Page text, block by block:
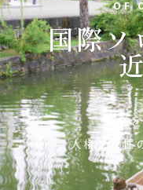
OF
国際ソ
子
人権と女性